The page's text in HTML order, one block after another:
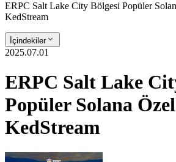
ERPC Salt Lake City Bölgesi Popüler
KedStream
İçindekiler
2025.07.01
ERPC Salt Lake
Popüler Solana
KedStream